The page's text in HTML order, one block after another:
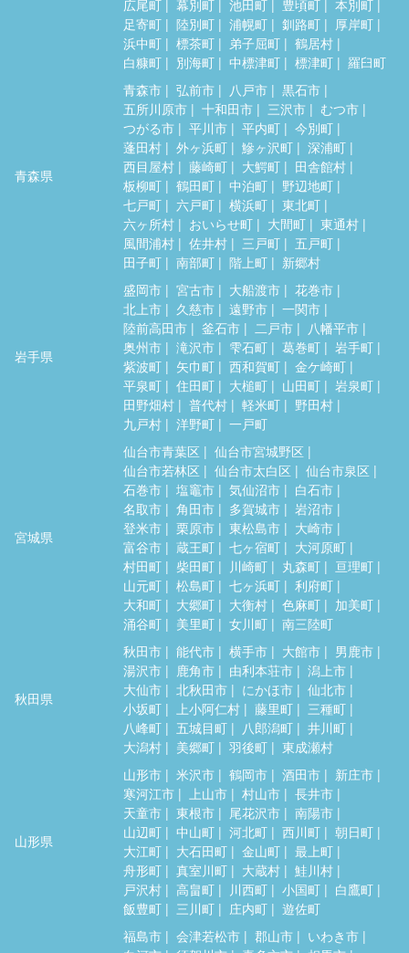
広尾町
幕別町 池田町 豊頃町
本別町
足寄町
陸別町 浦幌町 釧路町
厚岸町
浜中町
標茶町 弟子屈町
鶴居村
白糠町
別海町 中標津町 標津町 羅臼町
青森県
青森市 弘前市 八戸市
黒石市
五所川原市
十和田市 三沢市
むつ市
つがる市
平川市 平内町
今別町
蓬田村
外ヶ浜町 鰺ヶ沢町
深浦町
西目屋村
藤崎町 大鰐町
田舎館村
板柳町
鶴田町 中泊町
野辺地町
七戸町
六戸町 横浜町
東北町
六ヶ所村
おいらせ町 大間町
東通村
風間浦村
佐井村 三戸町
五戸町
田子町
南部町 階上町 新郷村
岩手県
盛岡市 宮古市 大船渡市
花巻市
北上市
久慈市 遠野市
一関市
陸前高田市
釜石市 二戸市
八幡平市
奥州市
滝沢市 雫石町 葛巻町
岩手町
紫波町
矢巾町 西和賀町
金ケ崎町
平泉町
住田町 大槌町 山田町
岩泉町
田野畑村
普代村 軽米町
野田村
九戸村
洋野町 一戸町
宮城県
仙台市青葉区
仙台市宮城野区
仙台市若林区
仙台市太白区
仙台市泉区
石巻市
塩竈市 気仙沼市
白石市
名取市
角田市 多賀城市
岩沼市
登米市
栗原市 東松島市
大崎市
富谷市
蔵王町 七ヶ宿町
大河原町
村田町
柴田町 川崎町 丸森町
亘理町
山元町
松島町 七ヶ浜町
利府町
大和町
大郷町 大衡村 色麻町
加美町
涌谷町
美里町 女川町 南三陸町
秋田県
秋田市 能代市 横手市 大館市
男鹿市
湯沢市
鹿角市 由利本荘市
潟上市
大仙市
北秋田市 にかほ市
仙北市
小坂町
上小阿仁村 藤里町
三種町
八峰町
五城目町 八郎潟町
井川町
大潟村
美郷町 羽後町 東成瀬村
山形県
山形市 米沢市 鶴岡市 酒田市
新庄市
寒河江市
上山市 村山市
長井市
天童市
東根市 尾花沢市
南陽市
山辺町
中山町 河北町 西川町
朝日町
大江町
大石田町 金山町
最上町
舟形町
真室川町 大蔵村
鮭川村
戸沢村
高畠町 川西町 小国町
白鷹町
飯豊町
三川町 庄内町 遊佐町
福島市 会津若松市 郡山市
いわき市